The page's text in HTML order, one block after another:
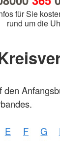
für Sie
rund um die
den
E F G